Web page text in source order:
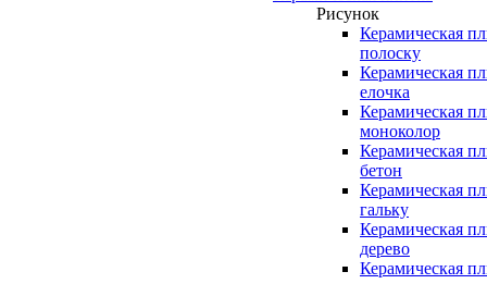
Рисунок
Керамическая
полоску
Керамическая
елочка
Керамическая
моноколор
Керамическая
бетон
Керамическая
гальку
Керамическая
дерево
Керамическая